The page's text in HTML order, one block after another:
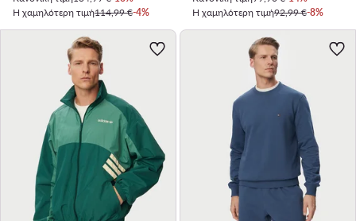
Η χαμηλότερη τιμή114,99 €-4%
Η χαμηλότερη τιμή92,99 €-8%